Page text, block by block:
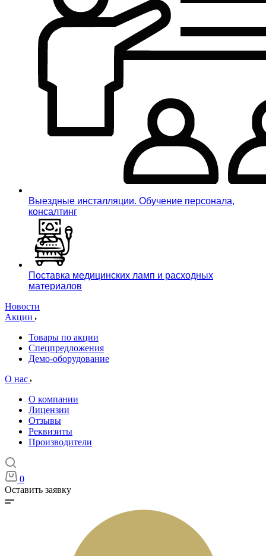
Выездные инсталляции. Обучение персонала,
консалтинг
Поставка медицинских ламп и расходных
материалов
Новости
Акции
Товары по акции
Спецпредложения
Демо-оборудование
О нас
О компании
Лицензии
Отзывы
Реквизиты
Производители
0
Оставить заявку